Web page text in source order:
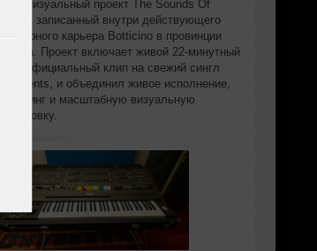
аудиовизуальный проект The Sounds Of
Marble, записанный внутри действующего
мраморного карьера Botticino в провинции
Brescia. Проект включает живой 22‑минутный
сет и официальный клип на свежий сингл
Fragments, и объединил живое исполнение,
диджеинг и масштабную визуальную
постановку.